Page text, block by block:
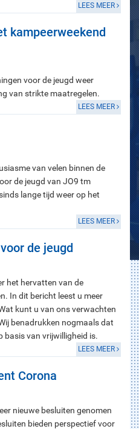
LEES MEER
kampeerweekend
voor de jeugd weer
van strikte maatregelen.
LEES MEER
van velen binnen de
de jeugd van JO9 tm
lange tijd weer op het
LEES MEER
de jeugd
het hervatten van de
In dit bericht leest u meer
kunt u van ons verwachten
benadrukken nogmaals dat
basis van vrijwilligheid is.
LEES MEER
Corona
nieuwe besluiten genomen
bieden perspectief voor